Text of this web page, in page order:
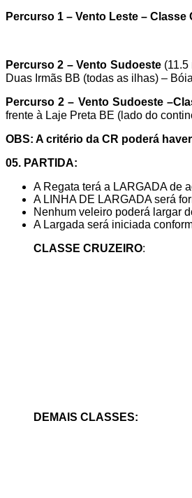
Percurso 1 – Vento Leste – Classe
Percurso 2 – Vento Sudoeste (11.5
Duas Irmãs BB (todas as ilhas) –
Percurso 2 – Vento Sudoeste
frente à Laje Preta BE (lado do
OBS: A critério da CR poderá
05. PARTIDA:
A Regata terá a LARGADA de
A LINHA DE LARGADA será
Nenhum veleiro poderá largar
A Largada será iniciada
CLASSE CRUZEIRO:
DEMAIS CLASSES: